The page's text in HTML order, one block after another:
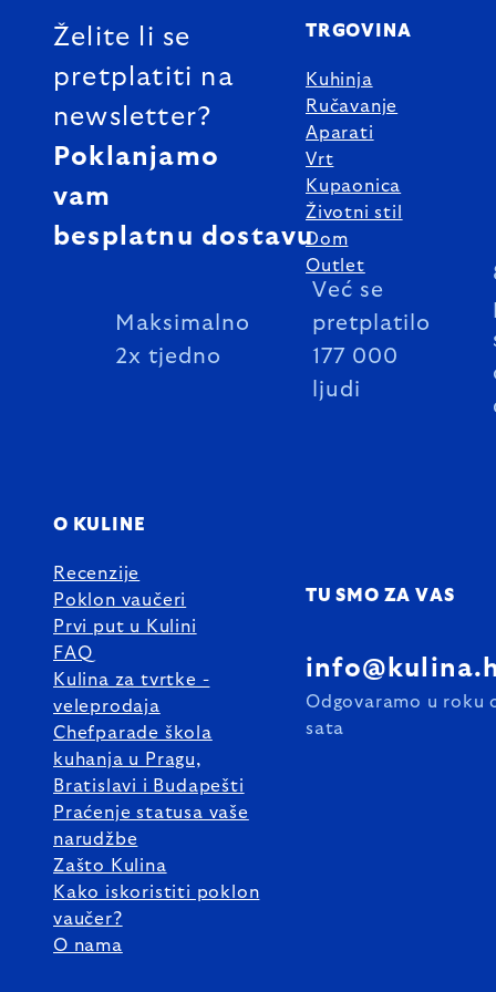
Želite li se
pretplatiti na
newsletter?
Poklanjamo
vam
besplatnu dostavu
Maksimalno
2x tjedno
Već se
pretplatilo
177 000
ljudi
TRGOVINA
Kuhinja
Ručavanje
Aparati
Vrt
Kupaonica
Životni stil
Dom
Outlet
O KULINE
Recenzije
Poklon vaučeri
Prvi put u Kulini
FAQ
Kulina za tvrtke -
veleprodaja
Chefparade škola
kuhanja u Pragu,
Bratislavi i Budapešti
Praćenje statusa vaše
narudžbe
Zašto Kulina
Kako iskoristiti poklon
vaučer?
O nama
TU SMO ZA VAS
Odgovaramo u roku
sata